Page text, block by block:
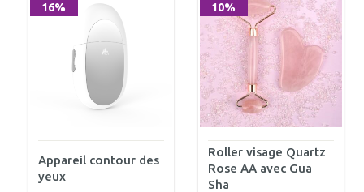
16%
Appareil contour des
yeux
10%
Roller visage Quartz
Rose AA avec Gua
Sha